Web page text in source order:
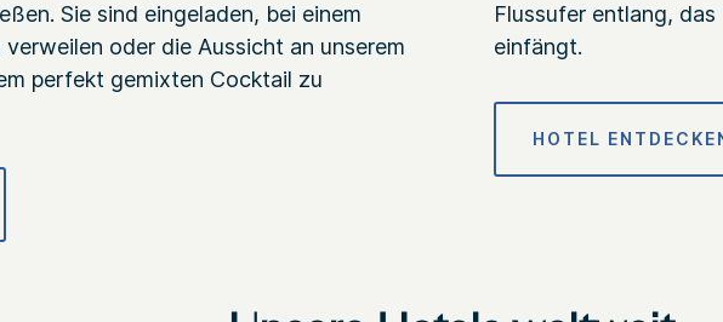
Sie sind eingeladen, bei einem
verweilen oder die Aussicht an unserem
perfekt gemixten Cocktail zu
Flussufer entlang,
einfängt.
HOTEL